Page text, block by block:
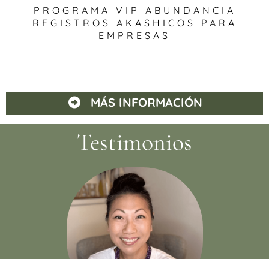
PROGRAMA VIP ABUNDANCIA
REGISTROS AKASHICOS PARA
EMPRESAS
MÁS INFORMACIÓN
Testimonios